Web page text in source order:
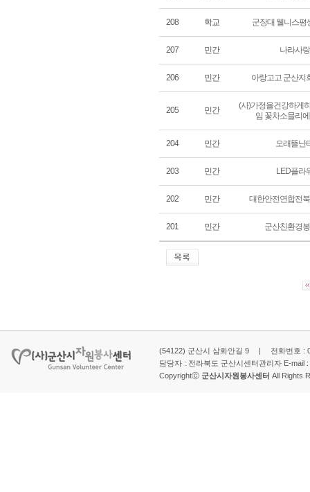
208 학교 군장대 웰니스평
207 민간 나라사랑
206 민간 아랑고고 군산지
205 민간
(사)가정을건강하게
임 꽃차소믈리
204 민간 오래뜰난
203 민간 LED플라
202 민간 대한안전연합전
201 민간 군산친환경
(54122) 군산시 삼화안길 9 | 전화번호 :
담당자 : 전라북도 군산시센터관리자 E-mail :
Copyrightⓒ 군산시자원봉사센터 All Rights